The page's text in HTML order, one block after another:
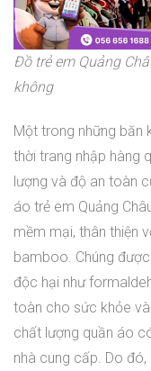
Đồ trẻ em Quảng
không
Một trong những băn
thời trang nhập hàng
lượng và độ an toàn
áo trẻ em Quảng
mềm mại, thân thiện
bamboo. Chúng
độc hại như
toàn cho sức khỏe
chất lượng quần áo
nhà cung cấp. Do